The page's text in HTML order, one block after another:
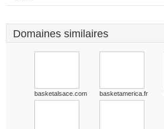
Domaines similaires
basketalsace.com basketamerica.fr